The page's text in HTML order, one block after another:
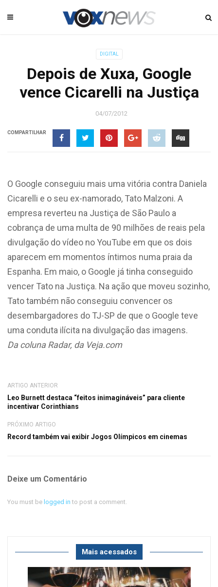
DIGITAL
Depois de Xuxa, Google
vence Cicarelli na Justiça
04/07/2012
COMPARTILHAR
O Google conseguiu mais uma vitória contra Daniela
Cicarelli e o seu ex-namorado, Tato Malzoni. A
empresa reverteu na Justiça de São Paulo a
cobrança de uma multa de 90 milhões de reais pela
divulgação do vídeo no YouTube em que os dois
aparecem em momentos íntimos numa praia da
Espanha. Em maio, o Google já tinha conseguido
vencer Tato na Justiça. Na ação que moveu sozinho,
Tato também não conseguiu convencer os
desembargadores do TJ-SP de que o Google teve
uma conduta ilícita na divulgação das imagens.
Da coluna Radar, da Veja.com
ARTIGO ANTERIOR
Leo Burnett destaca “feitos inimagináveis” para cliente
incentivar Corinthians
PRÓXIMO ARTIGO
Record também vai exibir Jogos Olímpicos em cinemas
Deixe um Comentário
You must be logged in to post a comment.
Mais acessados